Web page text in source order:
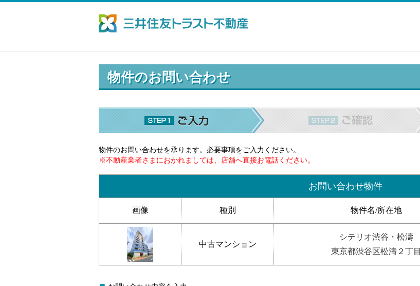
物件のお問い合わせ
物件のお問い合わせを承ります。必要事項をご入力ください。
※不動産業者さまにおかれましては、店舗へ直接お電話ください。
お問い合わせ物件
画像 種別 物件名/所在地
中古マンション
シテリオ渋谷・松濤
東京都渋谷区松濤２丁目